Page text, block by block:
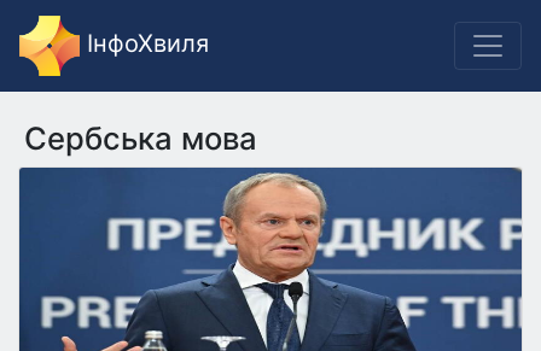
ІнфоХвиля
Сербська мова